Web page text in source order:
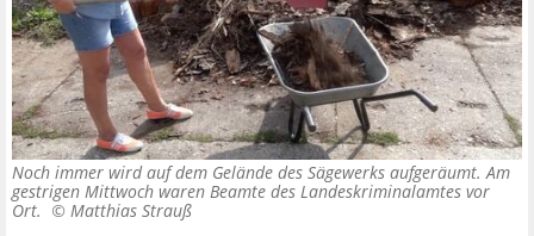
Noch immer wird auf dem Gelände des Sägewerks aufgeräumt. Am
gestrigen Mittwoch waren Beamte des Landeskriminalamtes vor
Ort. © Matthias Strauß